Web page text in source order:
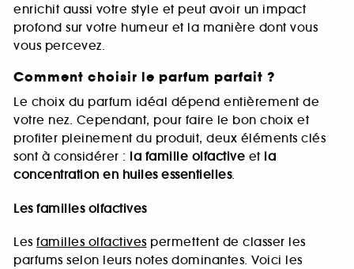
enrichit aussi votre style et peut avoir un impact
profond sur votre humeur et la manière dont vous
vous percevez.
Comment choisir le parfum parfait ?
Le choix du parfum idéal dépend entièrement de
votre nez. Cependant, pour faire le bon choix et
profiter pleinement du produit, deux éléments clés
sont à considérer : la famille olfactive et la
concentration en huiles essentielles.
Les familles olfactives
Les familles olfactives permettent de classer les
parfums selon leurs notes dominantes. Voici les